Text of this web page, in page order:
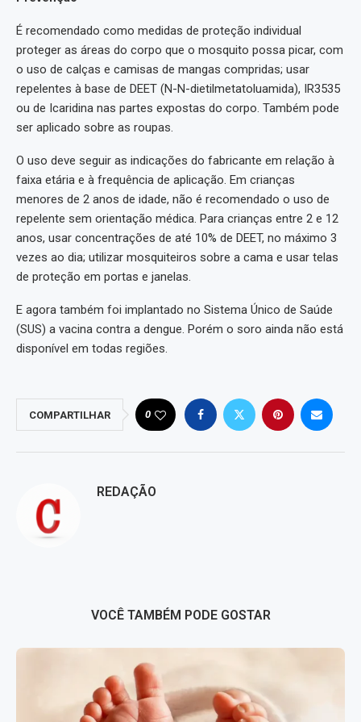
É recomendado como medidas de proteção individual
proteger as áreas do corpo que o mosquito possa picar, com
o uso de calças e camisas de mangas compridas; usar
repelentes à base de DEET (N-N-dietilmetatoluamida), IR3535
ou de Icaridina nas partes expostas do corpo. Também pode
ser aplicado sobre as roupas.
O uso deve seguir as indicações do fabricante em relação à
faixa etária e à frequência de aplicação. Em crianças
menores de 2 anos de idade, não é recomendado o uso de
repelente sem orientação médica. Para crianças entre 2 e 12
anos, usar concentrações de até 10% de DEET, no máximo 3
vezes ao dia; utilizar mosquiteiros sobre a cama e usar telas
de proteção em portas e janelas.
E agora também foi implantado no Sistema Único de Saúde
(SUS) a vacina contra a dengue. Porém o soro ainda não está
disponível em todas regiões.
COMPARTILHAR 0
REDAÇÃO
VOCÊ TAMBÉM PODE GOSTAR